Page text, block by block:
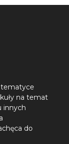
tematyce
na temat
innych
do